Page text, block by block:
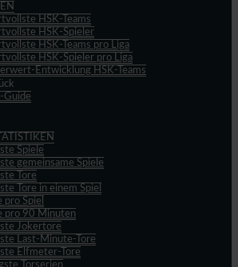
HSK-Teams
HSK-Spieler
HSK-Teams pro Liga
HSK-Spieler pro Liga
Entwicklung HSK-Teams
Guide
Spiele
gemeinsame Spiele
Tore
Tore in einem Spiel
pro Spiel
pro 90 Minuten
Jokertore
Last-Minute-Tore
Elfmeter-Tore